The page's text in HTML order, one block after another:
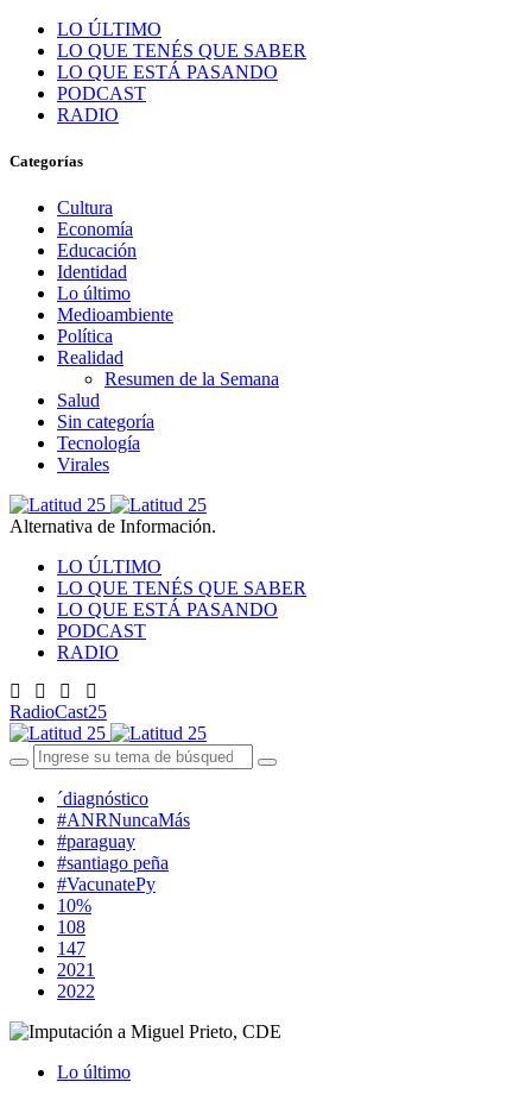
LO ÚLTIMO
LO QUE TENÉS QUE SABER
LO QUE ESTÁ PASANDO
PODCAST
RADIO
Categorías
Cultura
Economía
Educación
Identidad
Lo último
Medioambiente
Política
Realidad
Resumen de la Semana
Salud
Sin categoría
Tecnología
Virales
Alternativa de Información.
LO ÚLTIMO
LO QUE TENÉS QUE SABER
LO QUE ESTÁ PASANDO
PODCAST
RADIO
RadioCast25
´diagnóstico
#ANRNuncaMás
#paraguay
#santiago peña
#VacunatePy
10%
108
147
2021
2022
Lo último